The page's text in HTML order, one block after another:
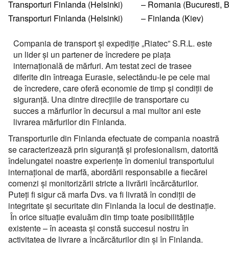
de
Platformă cu prelată UMBO, capacitatea 100 mc
Autotren pentru transportarea autoturismelor
Transport pentru mărfuri cu gabarit depăşit
Semiremorcă metalică, caroserie izotermică capacitatea
90 mс
Transportul cu containerele – containere 20 ft, 40 ft
Transporturi de mărfuri mixte de la 200 kg
Грузовые авиа перевозки
Зерновозы, перевозка зерна
Автоперевозки спецтехники
Перевозки и доставка контейнеров
Размеры контейнеров
Стоимость морских перевозок
Перевозки морем по странам
Перевозим грузы по морю
Международные ж.д грузоперевозки
Типы ж.д. вагонов и контейнеров
Направления Ж.Д. перевозок
Стоимость перевозок ж.д вагонами
Ж.Д. вагоны, галерея
Доставка сборных грузов
Стоимость перевозки посылок
Доставка посылки из и в Европу
Доставка посылки Страны СНГ
Посылки из Азии, и USA
Транспорт для доставки посылок
Все типы грузов
Грузы для морских перевозок.
Грузы для Ж.Д. перевозок
Грузы для авиа перевозок
Все типы транспорта
Авто транспорт
Ж.Д. транспорт
Морской транспорт
Авиа транспорт
Volumul încărcăturii
Persoana de contact
Numar de contact
E-mail
prelucrarea datelor cu caracter personal.
Transporturi Finlanda (Helsinki)
– Romania (Bucuresti,
Transporturi Finlanda (Helsinki)
– Finlanda (Kiev)
Compania de transport şi expediţie „Riatec” S.R.L. este
un lider şi un partener de încredere pe piaţa
internaţională de mărfuri. Am testat zeci de trasee
diferite din întreaga Eurasie, selectându-le pe cele mai
de încredere, care oferă economie de timp şi condiţii de
siguranţă. Una dintre direcţiile de transportare cu
succes a mărfurilor în decursul a mai multor ani este
livrarea mărfurilor din Finlanda.
Transporturile din Finlanda efectuate de compania noastră
se caracterizează prin siguranţă şi profesionalism, datorită
îndelungatei noastre experienţe în domeniul transportului
internaţional de marfă, abordării responsabile a fiecărei
comenzi şi monitorizării stricte a livrării încărcăturilor.
Puteţi fi sigur că marfa Dvs. va fi livrată în condiţii de
integritate şi securitate din Finlanda la locul de destinaţie.
În orice situaţie evaluăm din timp toate posibilităţile
existente – în aceasta şi constă succesul nostru în
activitatea de livrare a încărcăturilor din şi în Finlanda.
Persoana de contact
Numar de contact
E-mail
Prin depunerea unei cereri, sunteți de acord cu
prelucrarea datelor cu caracter personal.
Numar de contact
E-mail
Prin depunerea unei cereri, sunteți de acord cu
prelucrarea datelor cu caracter personal.